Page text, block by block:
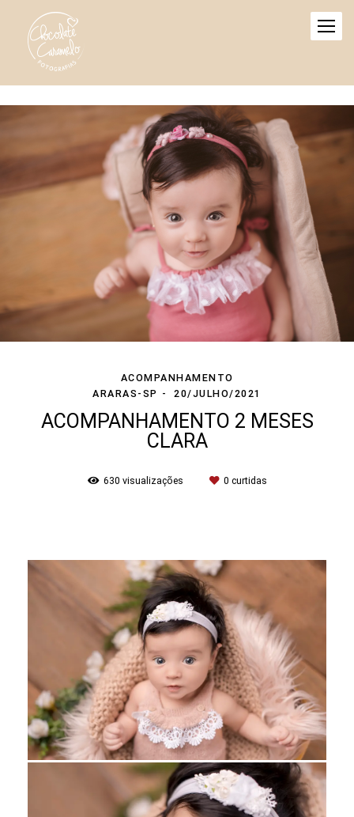
ACOMPANHAMENTO
ARARAS-SP
20/JULHO/2021
ACOMPANHAMENTO 2 MESES
CLARA
630 visualizações 0 curtidas